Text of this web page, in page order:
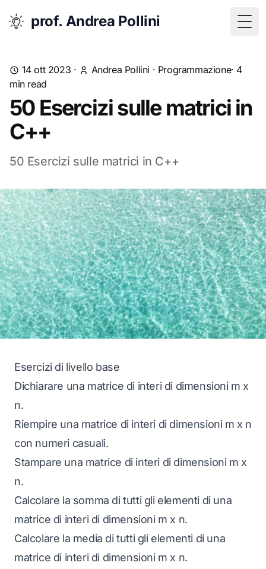
prof. Andrea Pollini
14 ott 2023 · Andrea Pollini · Programmazione· 4
min read
50 Esercizi sulle matrici in
C++
50 Esercizi sulle matrici in C++
Esercizi di livello base
Dichiarare una matrice di interi di dimensioni m x
n.
Riempire una matrice di interi di dimensioni m x n
con numeri casuali.
Stampare una matrice di interi di dimensioni m x
n.
Calcolare la somma di tutti gli elementi di una
matrice di interi di dimensioni m x n.
Calcolare la media di tutti gli elementi di una
matrice di interi di dimensioni m x n.